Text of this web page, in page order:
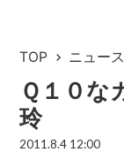
TOP ニュース
Ｑ１０
玲
2011.8.4 12:00